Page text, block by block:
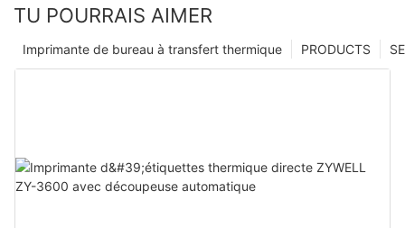
TU POURRAIS AIMER
PRODUCTS
Imprimante de bureau à transfert thermique